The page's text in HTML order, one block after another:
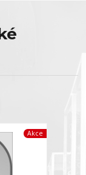
Akce